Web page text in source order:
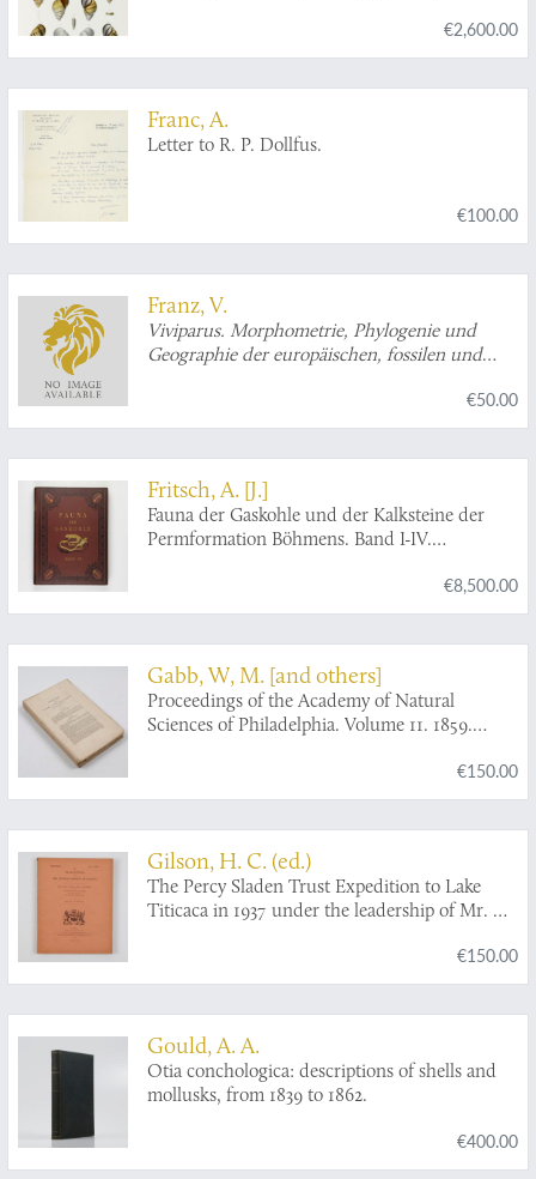
zoologiques pour servir à l'histoire de la faune
Septième Partie. Études sur les mollusques
terrestres et fluviatiles du Mexique et du
€2,600.00
Franc, A.
Letter to R. P. Dollfus.
€100.00
Franz, V.
Viviparus. Morphometrie, Phylogenie und
Geographie der europäischen, fossilen und
€50.00
Fritsch, A. [J.]
Fauna der Gaskohle und der Kalksteine der
Permformation Böhmens. Band I-IV.
€8,500.00
Gabb, W, M. [and others]
Proceedings of the Academy of Natural
Sciences of Philadelphia. Volume 11. 1859.
€150.00
Gilson, H. C. (ed.)
The Percy Sladen Trust Expedition to Lake
Titicaca in 1937 under the leadership of Mr. H.
€150.00
Gould, A. A.
Otia conchologica: descriptions of shells and
mollusks, from 1839 to 1862.
€400.00